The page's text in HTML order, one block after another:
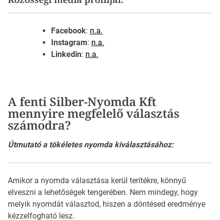
Facebook: n.a.
Instagram: n.a.
Linkedin: n.a.
A fenti Silber-Nyomda Kft
mennyire megfelelő választás
számodra?
Útmutató a tökéletes nyomda kiválasztásához:
Amikor a nyomda választása kerül terítékre, könnyű
elveszni a lehetőségek tengerében. Nem mindegy, hogy
melyik nyomdát választod, hiszen a döntésed eredménye
kézzelfogható lesz.